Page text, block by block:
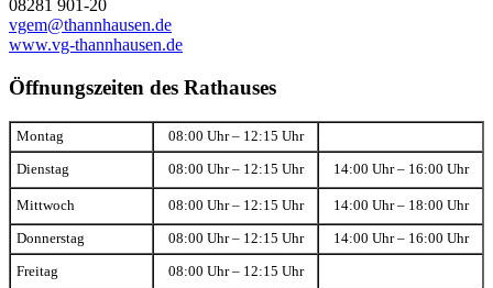
08281 901-20
vgem@thannhausen.de
www.vg-thannhausen.de
Öffnungszeiten des Rathauses
Montag 08:00 Uhr – 12:15 Uhr
Dienstag 08:00 Uhr – 12:15 Uhr 14:00 Uhr – 16:00 Uhr
Mittwoch 08:00 Uhr – 12:15 Uhr 14:00 Uhr – 18:00 Uhr
Donnerstag 08:00 Uhr – 12:15 Uhr 14:00 Uhr – 16:00 Uhr
Freitag 08:00 Uhr – 12:15 Uhr